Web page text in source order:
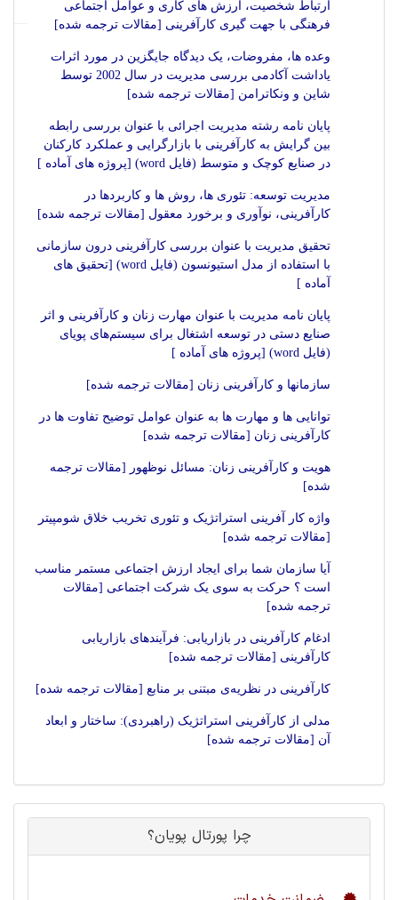
ارتباط شخصیت، ارزش های کاری و عوامل اجتماعی
فرهنگی با جهت گیری کارآفرینی [مقالات ترجمه شده]
وعده ها، مفروضات، یک دیدگاه جایگزین در مورد اثرات
یاداشت آکادمی بررسی مدیریت در سال 2002 توسط
شاین و ونکاترامن [مقالات ترجمه شده]
پایان نامه رشته مدیریت اجرائی با عنوان بررسی رابطه
بین گرایش به کارآفرینی با بازارگرایی و عملکرد کارکنان
در صنایع کوچک و متوسط (فایل word) [پروژه های آماده ]
مدیریت توسعه: تئوری ها، روش ها و کاربردها در
کارآفرینی، نوآوری و برخورد معقول [مقالات ترجمه شده]
تحقیق مدیریت با عنوان بررسی کارآفرينی درون سازمانی
با استفاده از مدل استيونسون (فایل word) [تحقیق های
آماده ]
پایان نامه مدیریت با عنوان مهارت زنان و کارآفرینی و اثر
صنایع دستی در توسعه اشتغال برای سیستم‌های پویای
(فایل word) [پروژه های آماده ]
سازمانها و کارآفرینی زنان [مقالات ترجمه شده]
توانایی ها و مهارت ها به عنوان عوامل توضیح تفاوت ها در
کارآفرینی زنان [مقالات ترجمه شده]
هویت و کارآفرینی زنان: مسائل نوظهور [مقالات ترجمه
شده]
واژه کار آفرینی استراتژیک و تئوری تخریب خلاق شومپیتر
[مقالات ترجمه شده]
آیا سازمان شما برای ایجاد ارزش اجتماعی مستمر مناسب
است ؟ حرکت به سوی یک شرکت اجتماعی [مقالات
ترجمه شده]
ادغام کارآفرینی در بازاریابی: فرآیندهای بازاریابی
کارآفرینی [مقالات ترجمه شده]
کارآفرینی در نظریه‌ی مبتنی بر منابع [مقالات ترجمه شده]
مدلی از کارآفرینی استراتژیک (راهبردی): ساختار و ابعاد
آن [مقالات ترجمه شده]
چرا پورتال پویان؟